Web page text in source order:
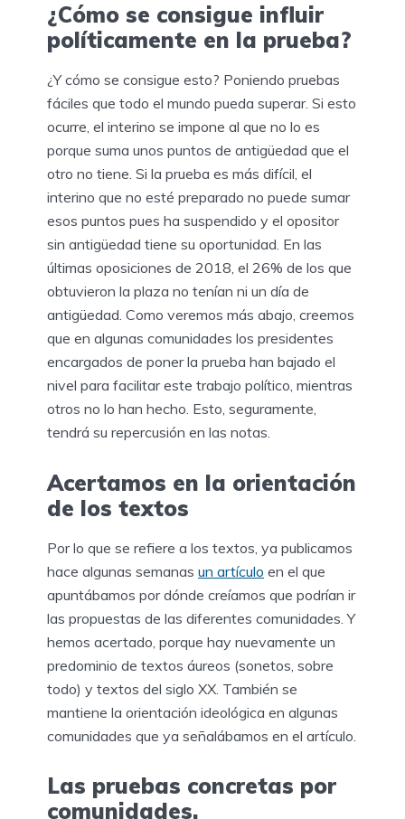
¿Cómo se consigue influir
políticamente en la prueba?
¿Y cómo se consigue esto? Poniendo pruebas
fáciles que todo el mundo pueda superar. Si esto
ocurre, el interino se impone al que no lo es
porque suma unos puntos de antigüedad que el
otro no tiene. Si la prueba es más difícil, el
interino que no esté preparado no puede sumar
esos puntos pues ha suspendido y el opositor
sin antigüedad tiene su oportunidad. En las
últimas oposiciones de 2018, el 26% de los que
obtuvieron la plaza no tenían ni un día de
antigüedad. Como veremos más abajo, creemos
que en algunas comunidades los presidentes
encargados de poner la prueba han bajado el
nivel para facilitar este trabajo político, mientras
otros no lo han hecho. Esto, seguramente,
tendrá su repercusión en las notas.
Acertamos en la orientación
de los textos
Por lo que se refiere a los textos, ya publicamos
hace algunas semanas un artículo en el que
apuntábamos por dónde creíamos que podrían ir
las propuestas de las diferentes comunidades. Y
hemos acertado, porque hay nuevamente un
predominio de textos áureos (sonetos, sobre
todo) y textos del siglo XX. También se
mantiene la orientación ideológica en algunas
comunidades que ya señalábamos en el artículo.
Las pruebas concretas por
comunidades.